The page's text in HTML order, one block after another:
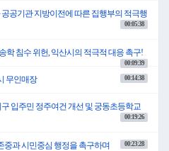
공기관 지방이전에 따른 집행부의 적극행
00:05:38
학 침수 위헌, 익산시의 적극적 대응 촉구!
00:09:39
무인매장 00:14:38
입주민 정주여건 개선 및 궁동초등학교
00:19:26
중과 시민중심 행정을 촉구하며 00:23:28